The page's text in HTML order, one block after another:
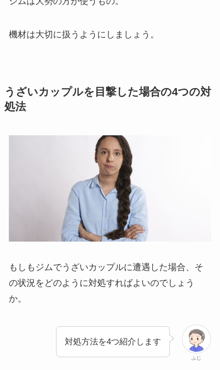
機材は大切に扱うようにしましょう。
うざいカップルを目撃した場合の4つの対
処法
もしもジムでうざいカップルに遭遇した場合、そ
の状況をどのように対処すればよいのでしょう
か。
ふじ
対処方法を4つ紹介します